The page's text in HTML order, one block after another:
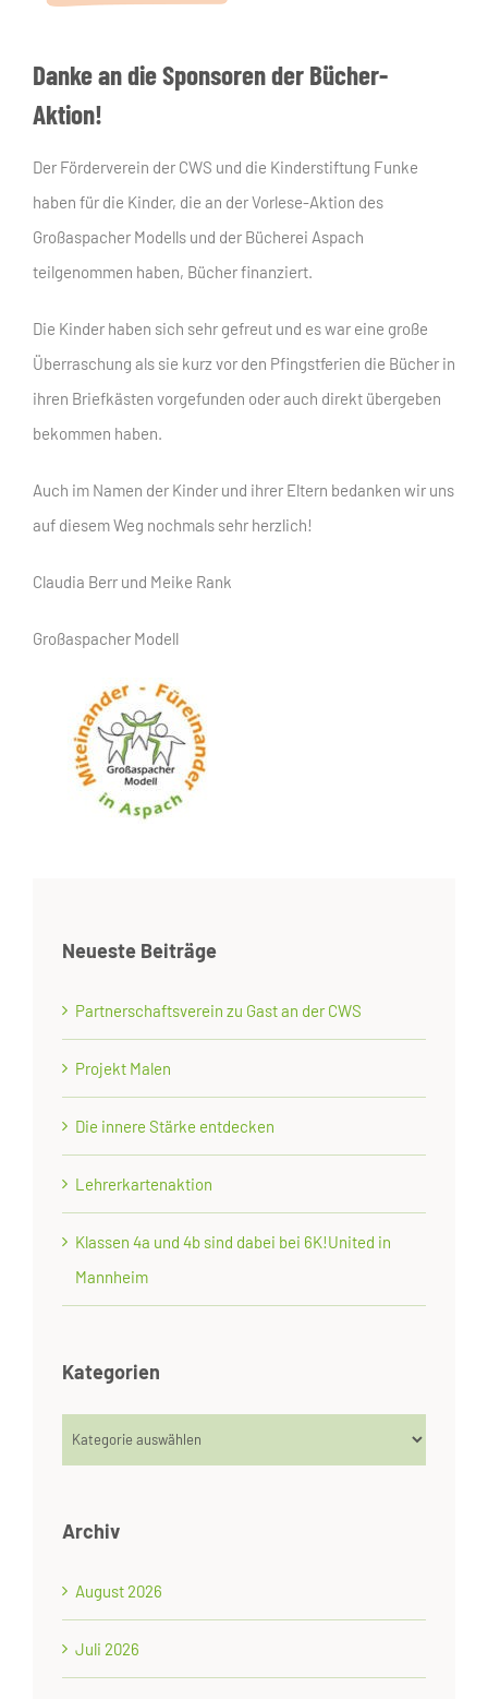
Danke an die Sponsoren der Bücher-
Aktion!
Der Förderverein der CWS und die Kinderstiftung Funke
haben für die Kinder, die an der Vorlese-Aktion des
Großaspacher Modells und der Bücherei Aspach
teilgenommen haben, Bücher finanziert.
Die Kinder haben sich sehr gefreut und es war eine große
Überraschung als sie kurz vor den Pfingstferien die Bücher in
ihren Briefkästen vorgefunden oder auch direkt übergeben
bekommen haben.
Auch im Namen der Kinder und ihrer Eltern bedanken wir uns
auf diesem Weg nochmals sehr herzlich!
Claudia Berr und Meike Rank
Großaspacher Modell
Neueste Beiträge
Partnerschaftsverein zu Gast an der CWS
Projekt Malen
Die innere Stärke entdecken
Lehrerkartenaktion
Klassen 4a und 4b sind dabei bei 6K!United in
Mannheim
Kategorien
Kategorien
Archiv
August 2026
Juli 2026